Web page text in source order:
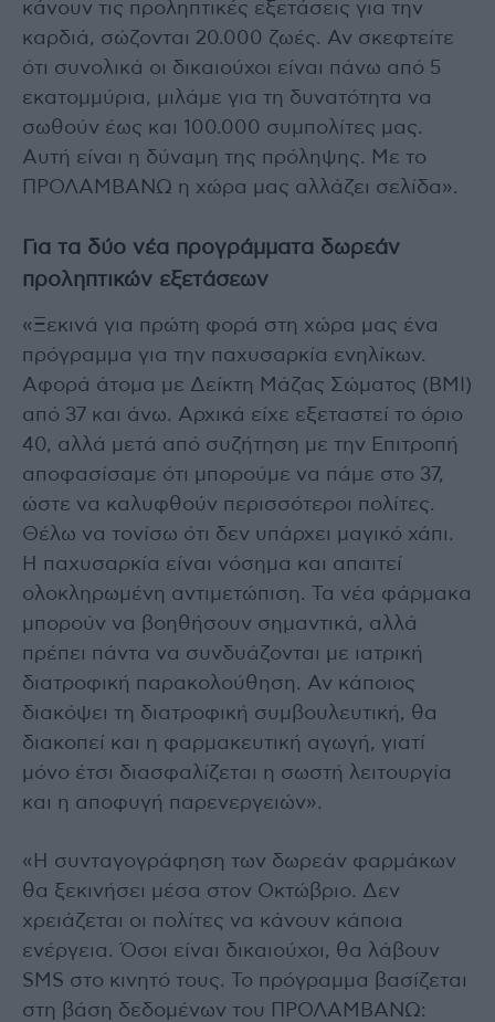
κάνουν τις προληπτικές εξετάσεις για την
καρδιά, σώζονται 20.000 ζωές. Αν σκεφτείτε
ότι συνολικά οι δικαιούχοι είναι πάνω από 5
εκατομμύρια, μιλάμε για τη δυνατότητα να
σωθούν έως και 100.000 συμπολίτες μας.
Αυτή είναι η δύναμη της πρόληψης. Με το
ΠΡΟΛΑΜΒΑΝΩ η χώρα μας αλλάζει σελίδα».
Για τα δύο νέα προγράμματα δωρεάν
προληπτικών εξετάσεων
«Ξεκινά για πρώτη φορά στη χώρα μας ένα
πρόγραμμα για την παχυσαρκία ενηλίκων.
Αφορά άτομα με Δείκτη Μάζας Σώματος (BMI)
από 37 και άνω. Αρχικά είχε εξεταστεί το όριο
40, αλλά μετά από συζήτηση με την Επιτροπή
αποφασίσαμε ότι μπορούμε να πάμε στο 37,
ώστε να καλυφθούν περισσότεροι πολίτες.
Θέλω να τονίσω ότι δεν υπάρχει μαγικό χάπι.
Η παχυσαρκία είναι νόσημα και απαιτεί
ολοκληρωμένη αντιμετώπιση. Τα νέα φάρμακα
μπορούν να βοηθήσουν σημαντικά, αλλά
πρέπει πάντα να συνδυάζονται με ιατρική
διατροφική παρακολούθηση. Αν κάποιος
διακόψει τη διατροφική συμβουλευτική, θα
διακοπεί και η φαρμακευτική αγωγή, γιατί
μόνο έτσι διασφαλίζεται η σωστή λειτουργία
και η αποφυγή παρενεργειών».
«Η συνταγογράφηση των δωρεάν φαρμάκων
θα ξεκινήσει μέσα στον Οκτώβριο. Δεν
χρειάζεται οι πολίτες να κάνουν κάποια
ενέργεια. Όσοι είναι δικαιούχοι, θα λάβουν
SMS στο κινητό τους. Το πρόγραμμα βασίζεται
στη βάση δεδομένων του ΠΡΟΛΑΜΒΑΝΩ: